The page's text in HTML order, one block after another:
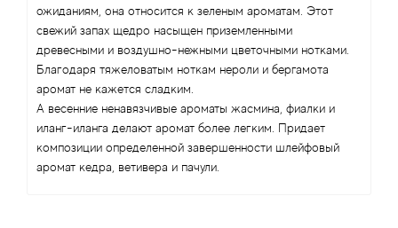
ожиданиям, она относится к зеленым ароматам. Этот
свежий запах щедро насыщен приземленными
древесными и воздушно-нежными цветочными нотками.
Благодаря тяжеловатым ноткам нероли и бергамота
аромат не кажется сладким.
А весенние ненавязчивые ароматы жасмина, фиалки и
иланг-иланга делают аромат более легким. Придает
композиции определенной завершенности шлейфовый
аромат кедра, ветивера и пачули.
Antonia's Flowers
Antonio Banderas
Antonio Puig
Antonio Visconti